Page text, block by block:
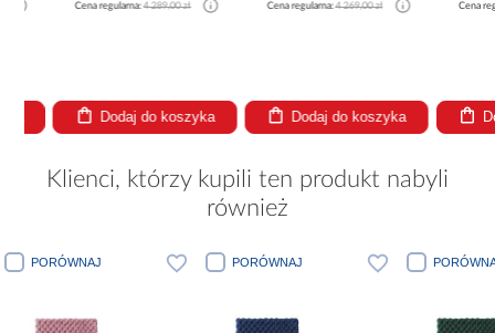
Cena regularna:4 289,00 zł
Dodaj do koszyka
Cena regularna:4 269,00 zł
Dodaj do koszyka
Cena
Klienci, którzy kupili ten produkt nabyli
również
PORÓWNAJ PORÓWNAJ